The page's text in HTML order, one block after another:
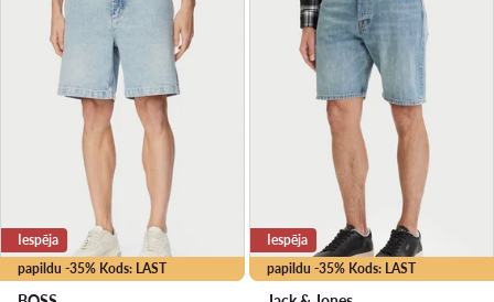
papildu -35% Kods: LAST
Iespēja
papildu -35% Kods: LAST
Iespēja